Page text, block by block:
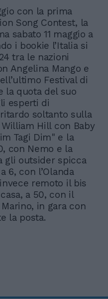
con la prima
Song Contest, la
sabato 11 maggio a
i bookie l’Italia si
tra le nazioni
Angelina Mango e
Festival di
la quota del suo
esperti di
soltanto sulla
Hill con Baby
Tagi Dim" e la
con Nemo e la
gli outsider spicca
6, con l’Olanda
remoto il bis
a 50, con il
in gara con
la posta.